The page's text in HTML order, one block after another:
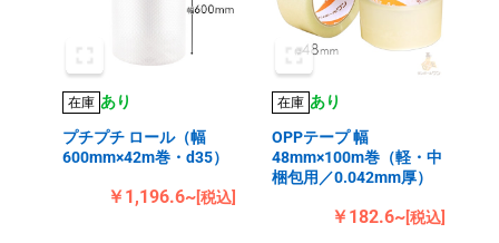
在庫 あり
プチプチ ロール（幅
600mm×42m巻・d35）
￥1,196.6~[税込]
在庫 あり
OPPテープ 幅
48mm×100m巻（軽・中
梱包用／0.042mm厚）
￥182.6~[税込]